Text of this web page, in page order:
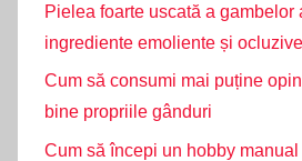
Pielea foarte uscată a gambelor
ingrediente emoliente și ocluzive
Cum să consumi mai puține
bine propriile gânduri
Cum să începi un hobby